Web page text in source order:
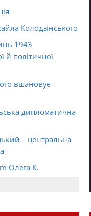
Колодзінського
1943
й політичної
вшановує
дипломатична
– центральна
Олега К.